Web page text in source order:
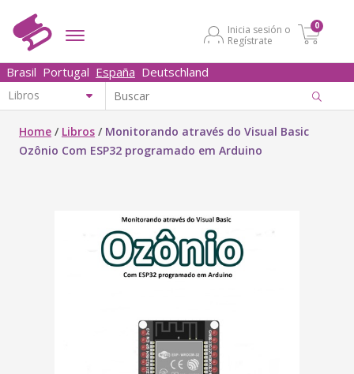
Inicia sesión o
Regístrate
0
Brasil Portugal España Deutschland
Home / Libros / Monitorando através do Visual Basic
Ozônio Com ESP32 programado em Arduino